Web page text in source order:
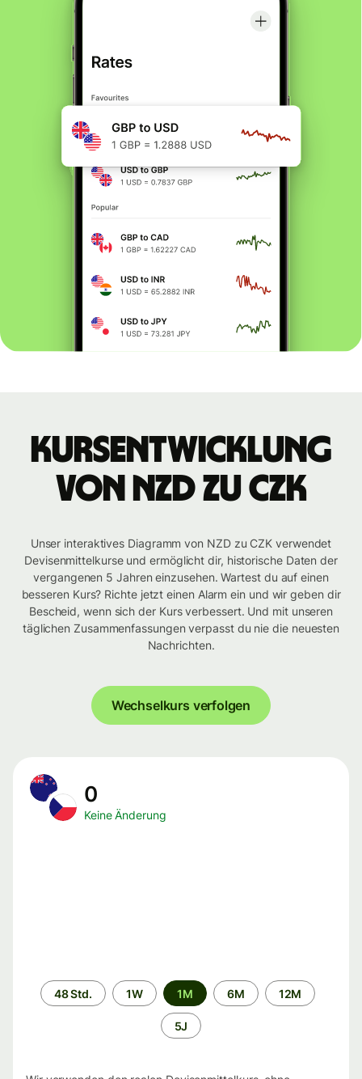
Kursentwicklung
von NZD zu CZK
Unser interaktives Diagramm von NZD zu CZK verwendet
Devisenmittelkurse und ermöglicht dir, historische Daten der
vergangenen 5 Jahren einzusehen. Wartest du auf einen
besseren Kurs? Richte jetzt einen Alarm ein und wir geben dir
Bescheid, wenn sich der Kurs verbessert. Und mit unseren
täglichen Zusammenfassungen verpasst du nie die neuesten
Nachrichten.
Wechselkurs verfolgen
0
Keine Änderung
Zeitraum
48 Std. 1W 1M 6M 12M
5J